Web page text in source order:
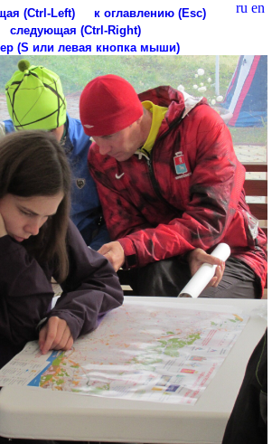
ru en
(Ctrl-Left)
к оглавлению (Esc)
следующая (Ctrl-Right)
(S или левая кнопка мыши)